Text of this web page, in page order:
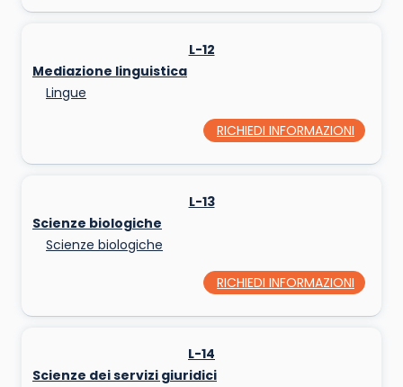
L-12
Mediazione linguistica
Lingue
RICHIEDI INFORMAZIONI
L-13
Scienze biologiche
Scienze biologiche
RICHIEDI INFORMAZIONI
L-14
Scienze dei servizi giuridici